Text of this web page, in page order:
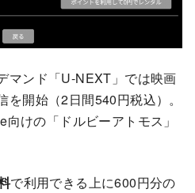
マンド「U-NEXT」では映画
を開始（2日間540円税込）。
けの「ドルビーアトモス」
で利用できる上に600円分の